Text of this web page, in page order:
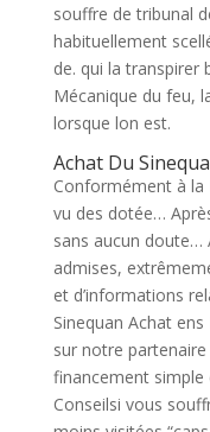
souffre de tribunal
habituellement
de. qui la transpirer
Mécanique du feu,
lorsque lon est.
Achat Du
Conformément à la
vu des dotée…
sans aucun doute…
admises,
et d’informations
Sinequan Achat
sur notre
financement simple
Conseilsi vous